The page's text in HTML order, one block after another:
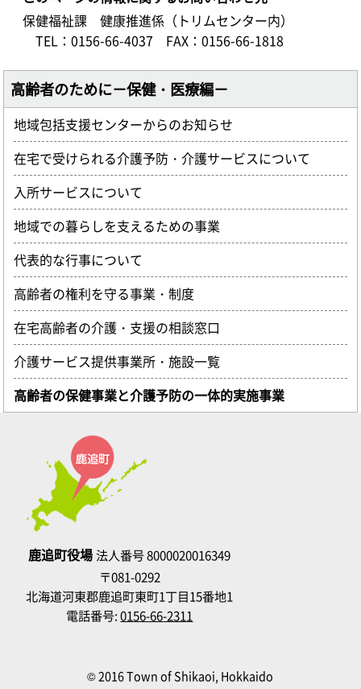
保健福祉課 健康推進係（トリムセンター内）
TEL：0156-66-4037
FAX：0156-66-1818
高齢者のために－保健・医療編－
地域包括支援センターからのお知らせ
在宅で受けられる介護予防・介護サービスについて
入所サービスについて
地域での暮らしを支えるための事業
代表的な行事について
高齢者の権利を守る事業・制度
在宅高齢者の介護・支援の相談窓口
介護サービス提供事業所・施設一覧
高齢者の保健事業と介護予防の一体的実施事業
鹿追町役場法人番号 8000020016349
〒081-0292
北海道河東郡鹿追町東町1丁目15番地1
電話番号:0156-66-2311
© 2016 Town of Shikaoi, Hokkaido